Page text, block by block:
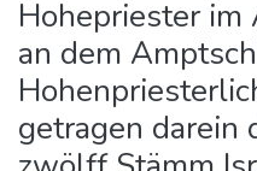
Hohepriester
an dem
getragen darein